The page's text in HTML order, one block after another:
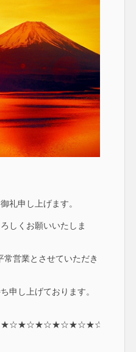
礼申し上げます。
しくお願いいたしま
営業とさせていただき
申し上げております。